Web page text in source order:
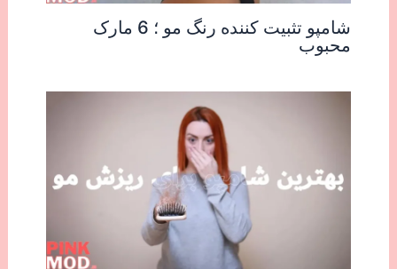
شامپو تثبیت کننده رنگ مو ؛ 6 مارک
محبوب